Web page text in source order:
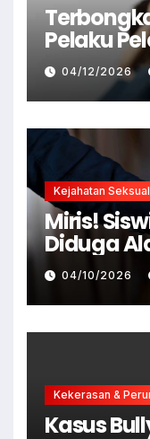
Pelaku
Cianjur
04/12/2026
Kejahatan Seksual
Miris!
Diduga
Senonoh
04/10/2026
Kekerasan &
Kasus